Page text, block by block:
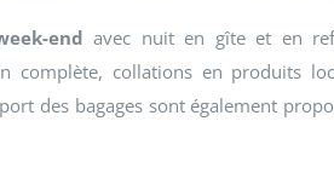
end avec nuit en gîte et en
complète, collations en produits
des bagages sont également